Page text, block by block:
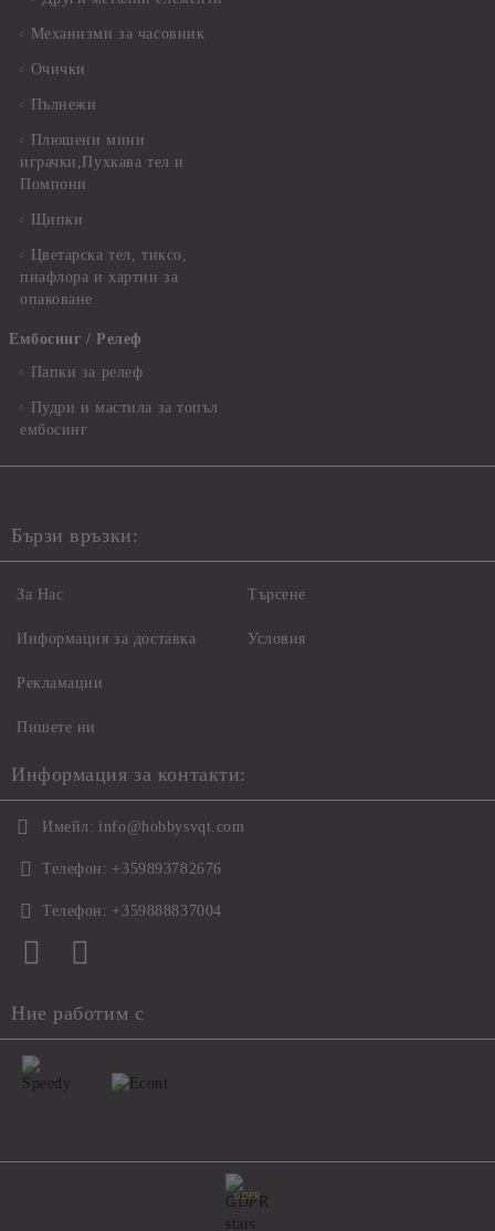
Механизми за часовник
Очички
Пълнежи
Плюшени мини
играчки,Пухкава тел и
Помпони
Щипки
Цветарска тел, тиксо,
пиафлора и хартии за
опаковане
Ембосинг / Релеф
Папки за релеф
Пудри и мастила за топъл
ембосинг
Бързи връзки:
За Нас
Информация за доставка
Рекламации
Пишете ни
Търсене
Условия
Информация за контакти:
Имейл: info@hobbysvqt.com
Телефон: +359893782676
Телефон: +359888837004
Ние работим с
GDPR